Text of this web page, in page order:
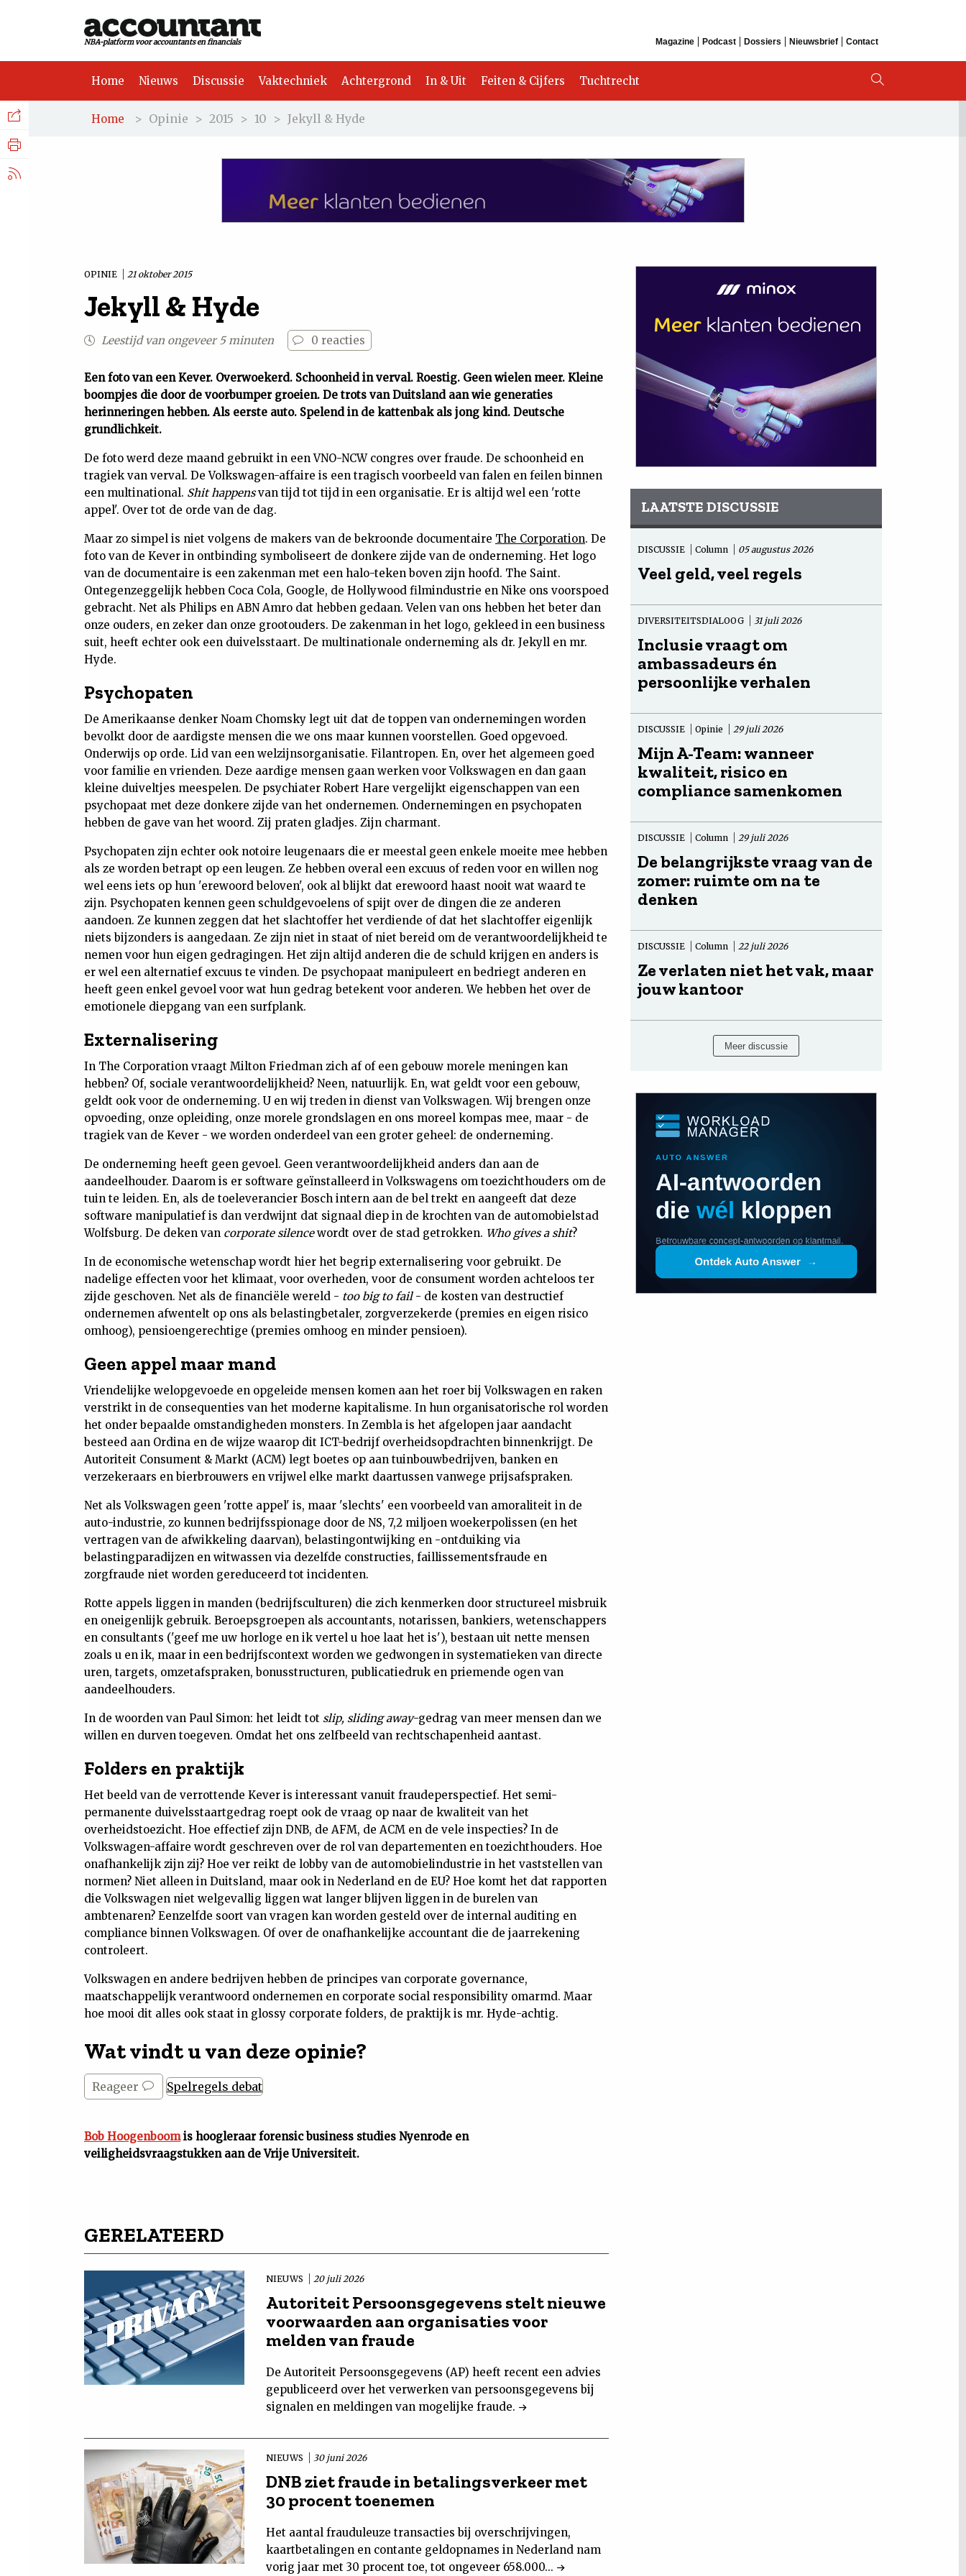
NBA-platform voor accountants en financials Magazine Podcast Dossiers Nieuwsbrief Contact
Home Nieuws Discussie Vaktechniek Achtergrond In & Uit Feiten & Cijfers Tuchtrecht
Home > Opinie > 2015 > 10 > Jekyll & Hyde
OPINIE 21 oktober 2015
Jekyll & Hyde
Leestijd van ongeveer 5 minuten 0 reacties
Een foto van een Kever. Overwoekerd. Schoonheid in verval. Roestig. Geen wielen meer. Kleine
boompjes die door de voorbumper groeien. De trots van Duitsland aan wie generaties
herinneringen hebben. Als eerste auto. Spelend in de kattenbak als jong kind. Deutsche
grundlichkeit.
De foto werd deze maand gebruikt in een VNO-NCW congres over fraude. De schoonheid en
tragiek van verval. De Volkswagen-affaire is een tragisch voorbeeld van falen en feilen binnen
een multinational. Shit happensvan tijd tot tijd in een organisatie. Er is altijd wel een 'rotte
appel'. Over tot de orde van de dag.
Maar zo simpel is niet volgens de makers van de bekroonde documentaire The Corporation. De
foto van de Kever in ontbinding symboliseert de donkere zijde van de onderneming. Het logo
van de documentaire is een zakenman met een halo-teken boven zijn hoofd. The Saint.
Ontegenzeggelijk hebben Coca Cola, Google, de Hollywood filmindustrie en Nike ons voorspoed
gebracht. Net als Philips en ABN Amro dat hebben gedaan. Velen van ons hebben het beter dan
onze ouders, en zeker dan onze grootouders. De zakenman in het logo, gekleed in een business
suit, heeft echter ook een duivelsstaart. De multinationale onderneming als dr. Jekyll en mr.
Hyde.
Psychopaten
De Amerikaanse denker Noam Chomsky legt uit dat de toppen van ondernemingen worden
bevolkt door de aardigste mensen die we ons maar kunnen voorstellen. Goed opgevoed.
Onderwijs op orde. Lid van een welzijnsorganisatie. Filantropen. En, over het algemeen goed
voor familie en vrienden. Deze aardige mensen gaan werken voor Volkswagen en dan gaan
kleine duiveltjes meespelen. De psychiater Robert Hare vergelijkt eigenschappen van een
psychopaat met deze donkere zijde van het ondernemen. Ondernemingen en psychopaten
hebben de gave van het woord. Zij praten gladjes. Zijn charmant.
Psychopaten zijn echter ook notoire leugenaars die er meestal geen enkele moeite mee hebben
als ze worden betrapt op een leugen. Ze hebben overal een excuus of reden voor en willen nog
wel eens iets op hun 'erewoord beloven', ook al blijkt dat erewoord haast nooit wat waard te
zijn. Psychopaten kennen geen schuldgevoelens of spijt over de dingen die ze anderen
aandoen. Ze kunnen zeggen dat het slachtoffer het verdiende of dat het slachtoffer eigenlijk
niets bijzonders is aangedaan. Ze zijn niet in staat of niet bereid om de verantwoordelijkheid te
nemen voor hun eigen gedragingen. Het zijn altijd anderen die de schuld krijgen en anders is
er wel een alternatief excuus te vinden. De psychopaat manipuleert en bedriegt anderen en
heeft geen enkel gevoel voor wat hun gedrag betekent voor anderen. We hebben het over de
emotionele diepgang van een surfplank.
Externalisering
In The Corporation vraagt Milton Friedman zich af of een gebouw morele meningen kan
hebben? Of, sociale verantwoordelijkheid? Neen, natuurlijk. En, wat geldt voor een gebouw,
geldt ook voor de onderneming. U en wij treden in dienst van Volkswagen. Wij brengen onze
opvoeding, onze opleiding, onze morele grondslagen en ons moreel kompas mee, maar - de
tragiek van de Kever - we worden onderdeel van een groter geheel: de onderneming.
De onderneming heeft geen gevoel. Geen verantwoordelijkheid anders dan aan de
aandeelhouder. Daarom is er software geïnstalleerd in Volkswagens om toezichthouders om de
tuin te leiden. En, als de toeleverancier Bosch intern aan de bel trekt en aangeeft dat deze
software manipulatief is dan verdwijnt dat signaal diep in de krochten van de automobielstad
Wolfsburg. De deken van corporate silencewordt over de stad getrokken. Who gives a shit?
In de economische wetenschap wordt hier het begrip externalisering voor gebruikt. De
nadelige effecten voor het klimaat, voor overheden, voor de consument worden achteloos ter
zijde geschoven. Net als de financiële wereld - too big to fail- de kosten van destructief
ondernemen afwentelt op ons als belastingbetaler, zorgverzekerde (premies en eigen risico
omhoog), pensioengerechtige (premies omhoog en minder pensioen).
Geen appel maar mand
Vriendelijke welopgevoede en opgeleide mensen komen aan het roer bij Volkswagen en raken
verstrikt in de consequenties van het moderne kapitalisme. In hun organisatorische rol worden
het onder bepaalde omstandigheden monsters. In Zembla is het afgelopen jaar aandacht
besteed aan Ordina en de wijze waarop dit ICT-bedrijf overheidsopdrachten binnenkrijgt. De
Autoriteit Consument & Markt (ACM) legt boetes op aan tuinbouwbedrijven, banken en
verzekeraars en bierbrouwers en vrijwel elke markt daartussen vanwege prijsafspraken.
Net als Volkswagen geen 'rotte appel' is, maar 'slechts' een voorbeeld van amoraliteit in de
auto-industrie, zo kunnen bedrijfsspionage door de NS, 7,2 miljoen woekerpolissen (en het
vertragen van de afwikkeling daarvan), belastingontwijking en -ontduiking via
belastingparadijzen en witwassen via dezelfde constructies, faillissementsfraude en
zorgfraude niet worden gereduceerd tot incidenten.
Rotte appels liggen in manden (bedrijfsculturen) die zich kenmerken door structureel misbruik
en oneigenlijk gebruik. Beroepsgroepen als accountants, notarissen, bankiers, wetenschappers
en consultants ('geef me uw horloge en ik vertel u hoe laat het is'), bestaan uit nette mensen
zoals u en ik, maar in een bedrijfscontext worden we gedwongen in systematieken van directe
uren, targets, omzetafspraken, bonusstructuren, publicatiedruk en priemende ogen van
aandeelhouders.
In de woorden van Paul Simon: het leidt tot slip, sliding away-gedrag van meer mensen dan we
willen en durven toegeven. Omdat het ons zelfbeeld van rechtschapenheid aantast.
Folders en praktijk
Het beeld van de verrottende Kever is interessant vanuit fraudeperspectief. Het semi-
permanente duivelsstaartgedrag roept ook de vraag op naar de kwaliteit van het
overheidstoezicht. Hoe effectief zijn DNB, de AFM, de ACM en de vele inspecties? In de
Volkswagen-affaire wordt geschreven over de rol van departementen en toezichthouders. Hoe
onafhankelijk zijn zij? Hoe ver reikt de lobby van de automobielindustrie in het vaststellen van
normen? Niet alleen in Duitsland, maar ook in Nederland en de EU? Hoe komt het dat rapporten
die Volkswagen niet welgevallig liggen wat langer blijven liggen in de burelen van
ambtenaren? Eenzelfde soort van vragen kan worden gesteld over de internal auditing en
compliance binnen Volkswagen. Of over de onafhankelijke accountant die de jaarrekening
controleert.
Volkswagen en andere bedrijven hebben de principes van corporate governance,
maatschappelijk verantwoord ondernemen en corporate social responsibility omarmd. Maar
hoe mooi dit alles ook staat in glossy corporate folders, de praktijk is mr. Hyde-achtig.
Wat vindt u van deze opinie?
Reageer Spelregels debat
Bob Hoogenboomis hoogleraar forensic business studies Nyenrode en
veiligheidsvraagstukken aan de Vrije Universiteit.
GERELATEERD
NIEUWS 20 juli 2026
Autoriteit Persoonsgegevens stelt nieuwe
voorwaarden aan organisaties voor
melden van fraude
De Autoriteit Persoonsgegevens (AP) heeft recent een advies
gepubliceerd over het verwerken van persoonsgegevens bij
signalen en meldingen van mogelijke fraude.
NIEUWS 30 juni 2026
DNB ziet fraude in betalingsverkeer met
30 procent toenemen
Het aantal frauduleuze transacties bij overschrijvingen,
kaartbetalingen en contante geldopnames in Nederland nam
vorig jaar met 30 procent toe, tot ongeveer 658.000...
LAATSTE DISCUSSIE
DISCUSSIE Column 05 augustus 2026
Veel geld, veel regels
DIVERSITEITSDIALOOG 31 juli 2026
Inclusie vraagt om
ambassadeurs én
persoonlijke verhalen
DISCUSSIE Opinie 29 juli 2026
Mijn A-Team: wanneer
kwaliteit, risico en
compliance samenkomen
DISCUSSIE Column 29 juli 2026
De belangrijkste vraag van de
zomer: ruimte om na te
denken
DISCUSSIE Column 22 juli 2026
Ze verlaten niet het vak, maar
jouw kantoor
Meer discussie
Facebook
Nieuws